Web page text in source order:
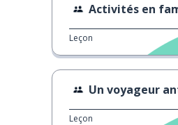
Activités en
Leçon
Un voyageur
Leçon